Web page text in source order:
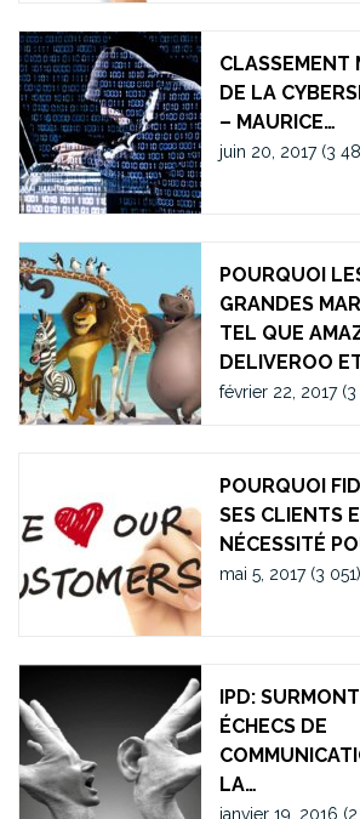
CLASSEMENT
DE LA
– MAURICE…
juin 20, 2017 (3
POURQUOI
GRANDES
TEL QUE
DELIVEROO
février 22, 2017
POURQUOI
SES CLIENTS
NÉCESSITÉ
mai 5, 2017 (3 051)
IPD:
ÉCHECS DE
LA…
janvier 19, 2016